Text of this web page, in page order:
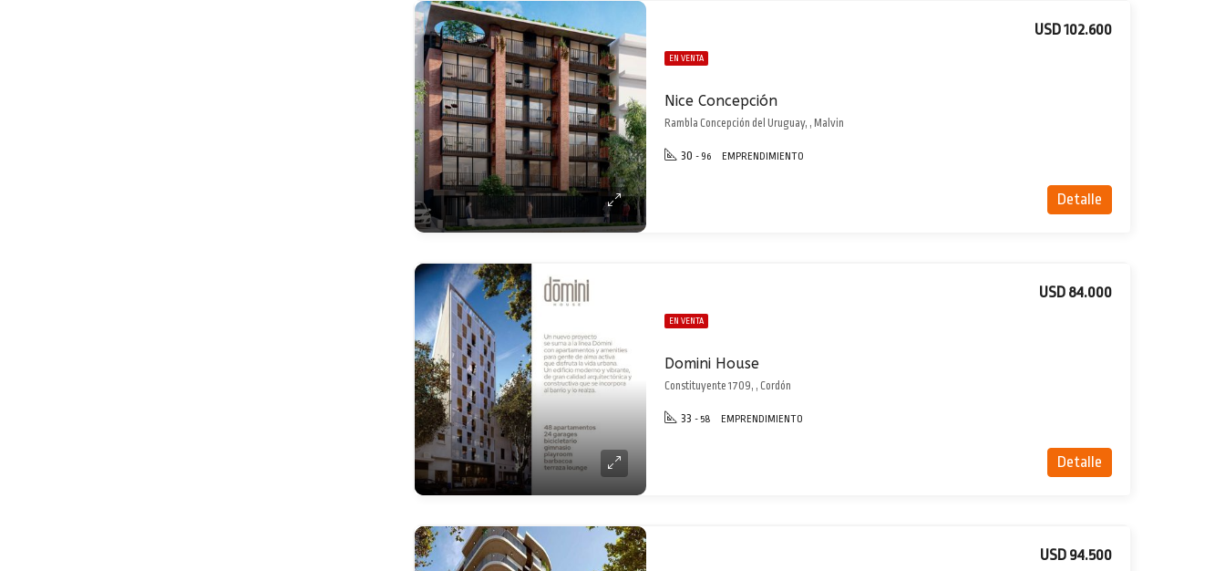
EN VENTA
Nice Concepción
USD 102.600
Rambla Concepción del Uruguay, , Malvin
30 - 96 EMPRENDIMIENTO
Detalle
EN VENTA
Domini House
USD 84.000
Constituyente 1709, , Cordón
33 - 58 EMPRENDIMIENTO
Detalle
USD 94.500